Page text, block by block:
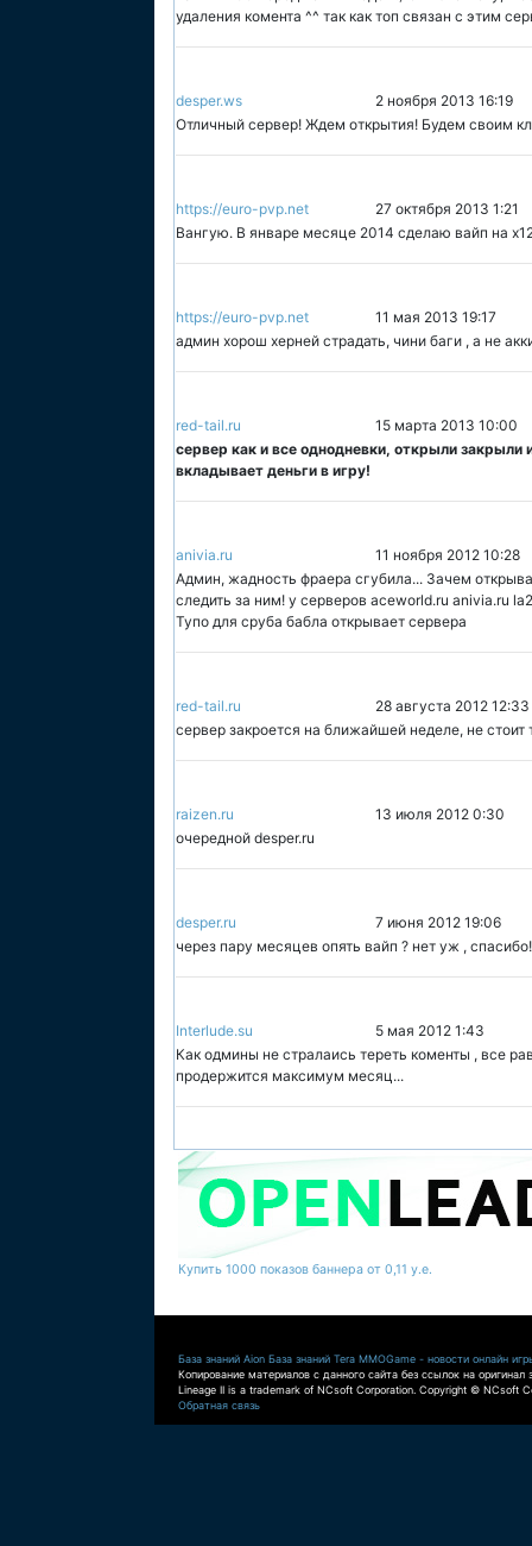
удаления комента ^^ так как топ связан с этим
desper.ws
2 ноября 2013 16:19
Отличный сервер! Ждем открытия! Будем своим
https://euro-pvp.net
27 октября 2013 1:21
Вангую. В январе месяце 2014 сделаю вайп на
https://euro-pvp.net
11 мая 2013 19:17
админ хорош херней страдать, чини баги , а не
red-tail.ru
15 марта 2013 10:00
сервер как и все однодневки, открыли закрыли
вкладывает деньги в игру!
anivia.ru
11 ноября 2012 10:28
Админ, жадность фраера сгубила... Зачем
следить за ним! у серверов aceworld.ru anivia.ru
Тупо для сруба бабла открывает сервера
red-tail.ru
28 августа 2012 12:33
сервер закроется на ближайшей неделе, не стоит
raizen.ru
13 июля 2012 0:30
очередной desper.ru
desper.ru
7 июня 2012 19:06
через пару месяцев опять вайп ? нет уж ,
Interlude.su
5 мая 2012 1:43
Как одмины не стралаись тереть коменты , все
продержится максимум месяц...
Купить 1000 показов баннера от 0,11 у.е.
База знаний Aion База знаний Tera MMOGame - новости онлайн
Копирование материалов с данного сайта без ссылок на оригинал
Lineage II is a trademark of NCsoft Corporation. Copyright © NCsoft
Обратная связь